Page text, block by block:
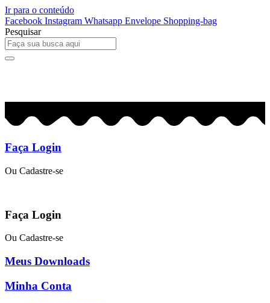
Ir para o conteúdo
Facebook Instagram Whatsapp Envelope Shopping-bag
Pesquisar
Faça Login
Ou Cadastre-se
Faça Login
Ou Cadastre-se
Meus Downloads
Minha Conta